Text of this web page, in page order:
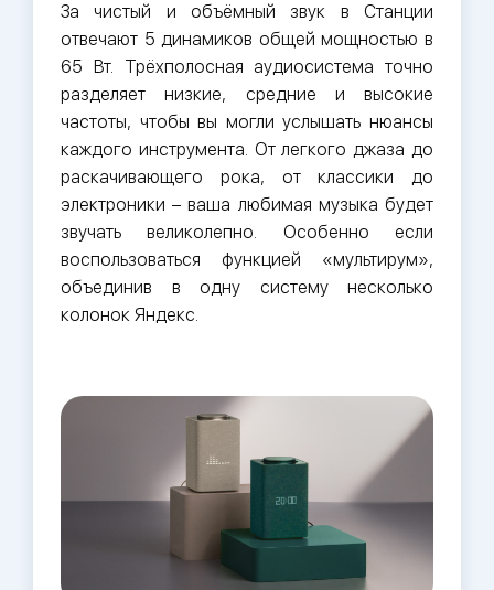
За чистый и объёмный звук в Станции
отвечают 5 динамиков общей мощностью в
65 Вт. Трёхполосная аудиосистема точно
разделяет низкие, средние и высокие
частоты, чтобы вы могли услышать нюансы
каждого инструмента. От легкого джаза до
раскачивающего рока, от классики до
электроники – ваша любимая музыка будет
звучать великолепно. Особенно если
воспользоваться функцией «мультирум»,
объединив в одну систему несколько
колонок Яндекс.